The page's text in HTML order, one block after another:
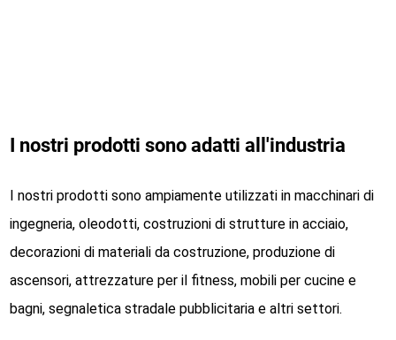
I nostri prodotti sono adatti all'industria
I nostri prodotti sono ampiamente utilizzati in macchinari di
ingegneria, oleodotti, costruzioni di strutture in acciaio,
decorazioni di materiali da costruzione, produzione di
ascensori, attrezzature per il fitness, mobili per cucine e
bagni, segnaletica stradale pubblicitaria e altri settori.